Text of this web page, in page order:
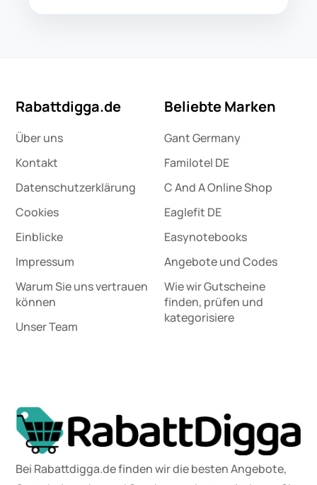
Rabattdigga.de
Über uns
Kontakt
Datenschutz­erklärung
Cookies
Einblicke
Impressum
Warum Sie uns vertrauen
können
Unser Team
Beliebte Marken
Gant Germany
Familotel DE
C And A Online Shop
Eaglefit DE
Easynotebooks
Angebote und Codes
Wie wir Gutscheine
finden, prüfen und
kategorisiere
Bei Rabattdigga.de finden wir die besten Angebote,